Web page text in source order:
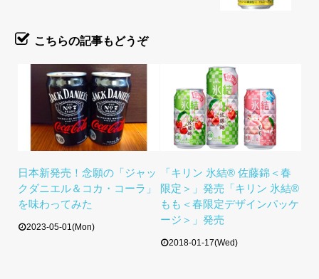
こちらの記事もどうぞ
日本新発売！念願の「ジャッ
クダニエル＆コカ・コーラ」
を味わってみた
2023-05-01(Mon)
「キリン 氷結® 佐藤錦＜春
限定＞」発売「キリン 氷結®
もも＜春限定デザインパッケ
ージ＞」発売
2018-01-17(Wed)